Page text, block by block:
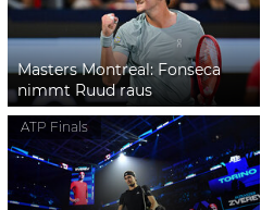
Masters Montreal: Fonseca
nimmt Ruud raus
ATP Finals